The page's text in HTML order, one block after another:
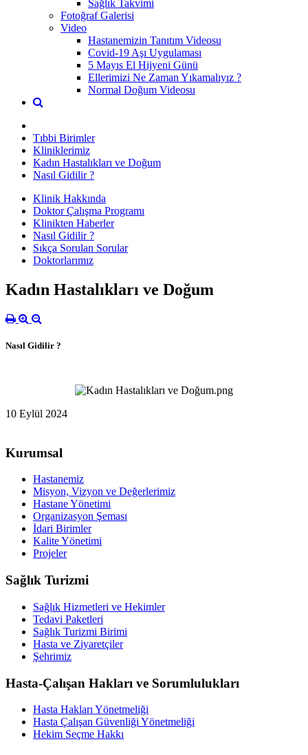
Sağlık Takvimi
Fotoğraf Galerisi
Video
Hastanemizin Tanıtım Videosu
Covid-19 Aşı Uygulaması
5 Mayıs El Hijyeni Günü
Ellerimizi Ne Zaman Yıkamalıyız ?
Normal Doğum Videosu
Tıbbi Birimler
Kliniklerimiz
Kadın Hastalıkları ve Doğum
Nasıl Gidilir ?
Klinik Hakkında
Doktor Çalışma Programı
Klinikten Haberler
Nasıl Gidilir ?
Sıkça Sorulan Sorular
Doktorlarımız
Kadın Hastalıkları ve Doğum
Nasıl Gidilir ?
10 Eylül 2024
Kurumsal
Hastanemiz
Misyon, Vizyon ve Değerlerimiz
Hastane Yönetimi
Organizasyon Şeması
İdari Birimler
Kalite Yönetimi
Projeler
Sağlık Turizmi
Sağlık Hizmetleri ve Hekimler
Tedavi Paketleri
Sağlık Turizmi Birimi
Hasta ve Ziyaretçiler
Şehrimiz
Hasta-Çalışan Hakları ve Sorumlulukları
Hasta Hakları Yönetmeliği
Hasta Çalışan Güvenliği Yönetmeliği
Hekim Seçme Hakkı